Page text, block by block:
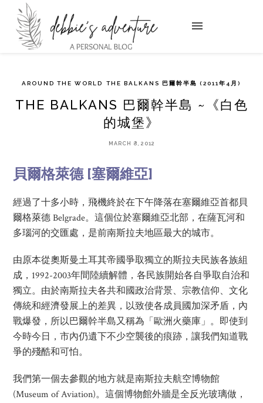
AROUND THE WORLD THE BALKANS 巴爾幹半島 (2011年4月)
THE BALKANS 巴爾幹半島 ~《白色
的城堡》
MARCH 8, 2012
貝爾格萊德 [塞爾維亞]
經過了十多小時，飛機終於在下午降落在塞爾維亞首都貝
爾格萊德 Belgrade。這個位於塞爾維亞北部，在薩瓦河和
多瑙河的交匯處，是前南斯拉夫地區最大的城市。
由原本從奧斯曼土耳其帝國爭取獨立的斯拉夫民族各族組
成，1992-2003年間陸續解體，各民族開始各自爭取自治和
獨立。由於南斯拉夫各共和國政治背景、宗教信仰、文化
傳統和經濟發展上的差異，以致使各成員國加深矛盾，內
戰爆發，所以巴爾幹半島又稱為「歐洲火藥庫」。即使到
今時今日，市內仍遺下不少空襲後的痕跡，讓我們知道戰
爭的殘酷和可怕。
我們第一個去參觀的地方就是南斯拉夫航空博物館
(Museum of Aviation)。這個博物館外牆是全反光玻璃做，